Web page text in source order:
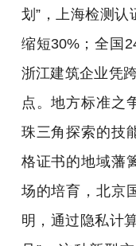
划”，上海检测
缩短30%；全国
浙江建筑企业凭
点。地方标准之
珠三角探索的技
格证书的地域藩
场的培育，北京
明，通过隐私计